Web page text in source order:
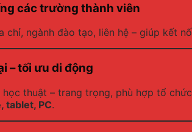
các trường thành viên
ngành đào tạo, liên hệ – giúp kết
– tối ưu di động
thuật – trang trọng, phù hợp tổ
tablet, PC.